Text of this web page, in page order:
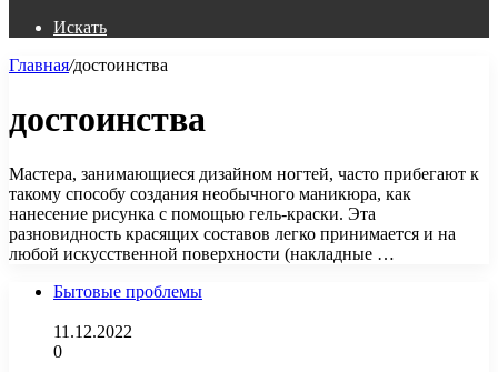
Искать
Главная/достоинства
достоинства
Мастера, занимающиеся дизайном ногтей, часто прибегают к
такому способу создания необычного маникюра, как
нанесение рисунка с помощью гель-краски. Эта
разновидность красящих составов легко принимается и на
любой искусственной поверхности (накладные …
Бытовые проблемы
11.12.2022
0